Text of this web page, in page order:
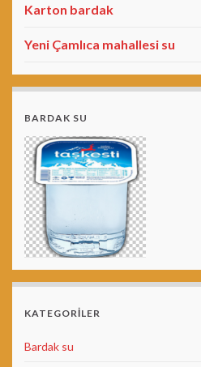
Karton bardak
Yeni Çamlıca mahallesi su
BARDAK SU
KATEGORILER
Bardak su